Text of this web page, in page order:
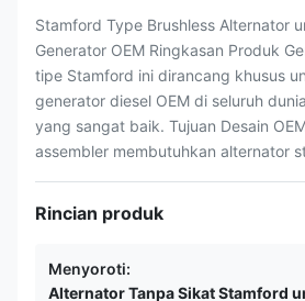
Stamford Type Brushless Alternator
Generator OEM Ringkasan Produk
tipe Stamford ini dirancang khusus
generator diesel OEM di seluruh
yang sangat baik. Tujuan Desain
assembler membutuhkan alternator
Rincian produk
Menyoroti:
Alternator Tanpa Sikat Stamford